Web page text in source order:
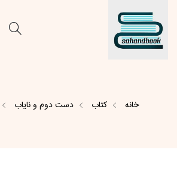
خانه کتاب دست دوم و نایاب